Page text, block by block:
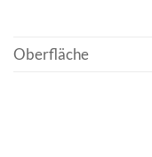
Oberfläche